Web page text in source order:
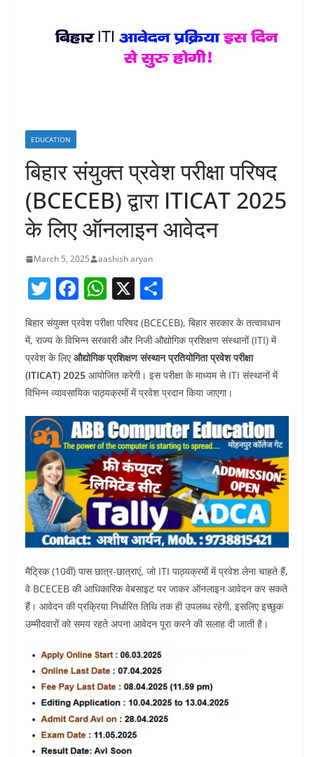
EDUCATION
बिहार संयुक्त प्रवेश परीक्षा परिषद
(BCECEB) द्वारा ITICAT 2025
के लिए ऑनलाइन आवेदन
March 5, 2025 aashish aryan
T
w
itt
er
F
a
c
e
b
o
o
k
W
at
s
A
p
p
X
ar
e
बिहार संयुक्त प्रवेश परीक्षा परिषद (BCECEB), बिहार सरकार के तत्वावधान
में, राज्य के विभिन्न सरकारी और निजी औद्योगिक प्रशिक्षण संस्थानों (ITI) में
प्रवेश के लिए औद्योगिक प्रशिक्षण संस्थान प्रतियोगिता प्रवेश परीक्षा
(ITICAT) 2025 आयोजित करेगी। इस परीक्षा के माध्यम से ITI संस्थानों में
विभिन्न व्यावसायिक पाठ्यक्रमों में प्रवेश प्रदान किया जाएगा।
मैट्रिक (10वीं) पास छात्र-छात्राएं, जो ITI पाठ्यक्रमों में प्रवेश लेना चाहते हैं,
वे BCECEB की आधिकारिक वेबसाइट पर जाकर ऑनलाइन आवेदन कर सकते
हैं। आवेदन की प्रक्रिया निर्धारित तिथि तक ही उपलब्ध रहेगी, इसलिए इच्छुक
उम्मीदवारों को समय रहते अपना आवेदन पूरा करने की सलाह दी जाती है।